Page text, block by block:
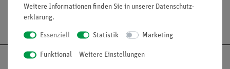
Weitere Informationen finden Sie in unserer Daten­schutz­
erklärung.
Essenziell Statistik Marketing
Funktional Weitere Einstellungen